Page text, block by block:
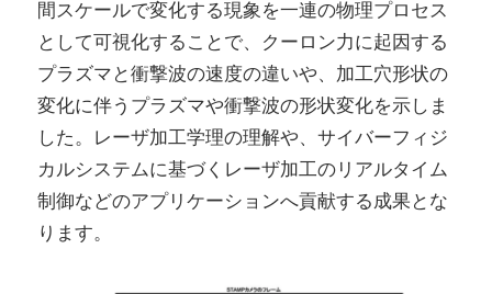
間スケールで変化する現象を一連の物理プロセス
として可視化することで、クーロン力に起因する
プラズマと衝撃波の速度の違いや、加工穴形状の
変化に伴うプラズマや衝撃波の形状変化を示しま
した。レーザ加工学理の理解や、サイバーフィジ
カルシステムに基づくレーザ加工のリアルタイム
制御などのアプリケーションへ貢献する成果とな
ります。